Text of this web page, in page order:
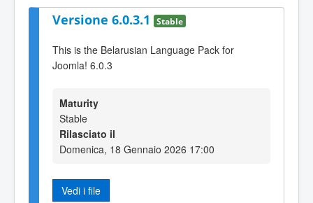
Versione 6.0.3.1 Stable
This is the Belarusian Language Pack for
Joomla! 6.0.3
Maturity
Stable
Rilasciato il
Domenica, 18 Gennaio 2026 17:00
Vedi i file